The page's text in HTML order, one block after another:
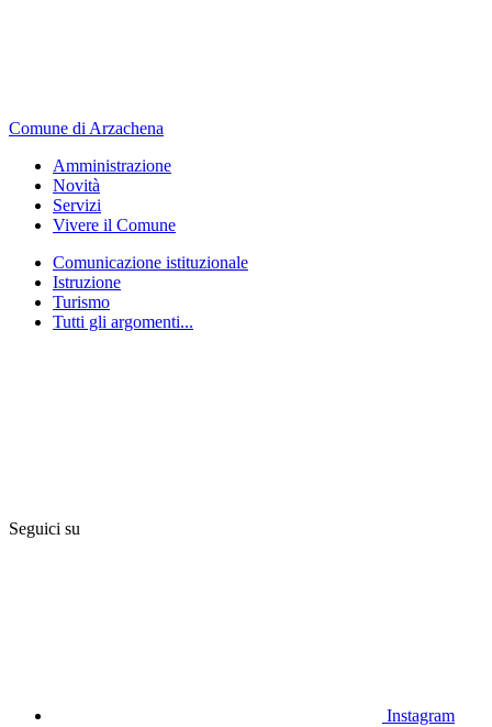
Comune di Arzachena
Amministrazione
Novità
Servizi
Vivere il Comune
Comunicazione istituzionale
Istruzione
Turismo
Tutti gli argomenti...
Seguici su
Instagram